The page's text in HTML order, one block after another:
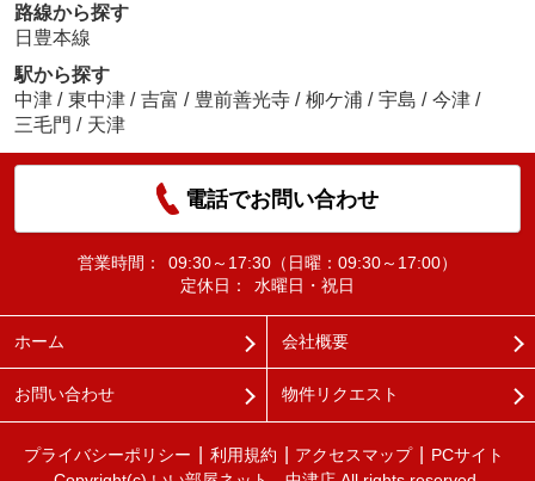
路線から探す
日豊本線
駅から探す
中津 / 東中津 / 吉富 / 豊前善光寺 / 柳ケ浦 / 宇島 / 今津 /
三毛門 / 天津
電話でお問い合わせ
営業時間：
09:30～17:30（日曜：09:30～17:00）
定休日：
水曜日・祝日
ホーム 会社概要
お問い合わせ 物件リクエスト
プライバシーポリシー 利用規約 アクセスマップ
PCサイト